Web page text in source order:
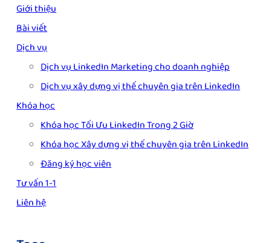
Giới thiệu
Bài viết
Dịch vụ
Dịch vụ LinkedIn Marketing cho doanh nghiệp
Dịch vụ xây dựng vị thế chuyên gia trên LinkedIn
Khóa học
Khóa học Tối Ưu LinkedIn Trong 2 Giờ
Khóa học Xây dựng vị thế chuyên gia trên LinkedIn
Đăng ký học viên
Tư vấn 1-1
Liên hệ